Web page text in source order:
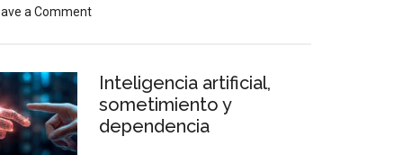
a Comment
Inteligencia artificial,
sometimiento y
dependencia